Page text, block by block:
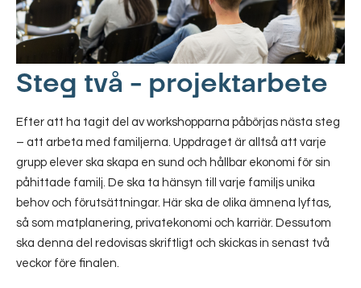
Steg två – projektarbete
Efter att ha tagit del av workshopparna påbörjas nästa steg
– att arbeta med familjerna. Uppdraget är alltså att varje
grupp elever ska skapa en sund och hållbar ekonomi för sin
påhittade familj. De ska ta hänsyn till varje familjs unika
behov och förutsättningar. Här ska de olika ämnena lyftas,
så som matplanering, privatekonomi och karriär. Dessutom
ska denna del redovisas skriftligt och skickas in senast två
veckor före finalen.